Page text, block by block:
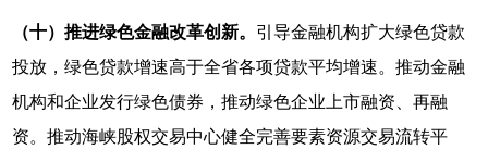
（十）推进绿色金融改革创新。 引导金融机构扩大绿色贷款
投放，绿色贷款增速高于全省各项贷款平均增速。推动金融
机构和企业发行绿色债券，推动绿色企业上市融资、再融
资。推动海峡股权交易中心健全完善要素资源交易流转平